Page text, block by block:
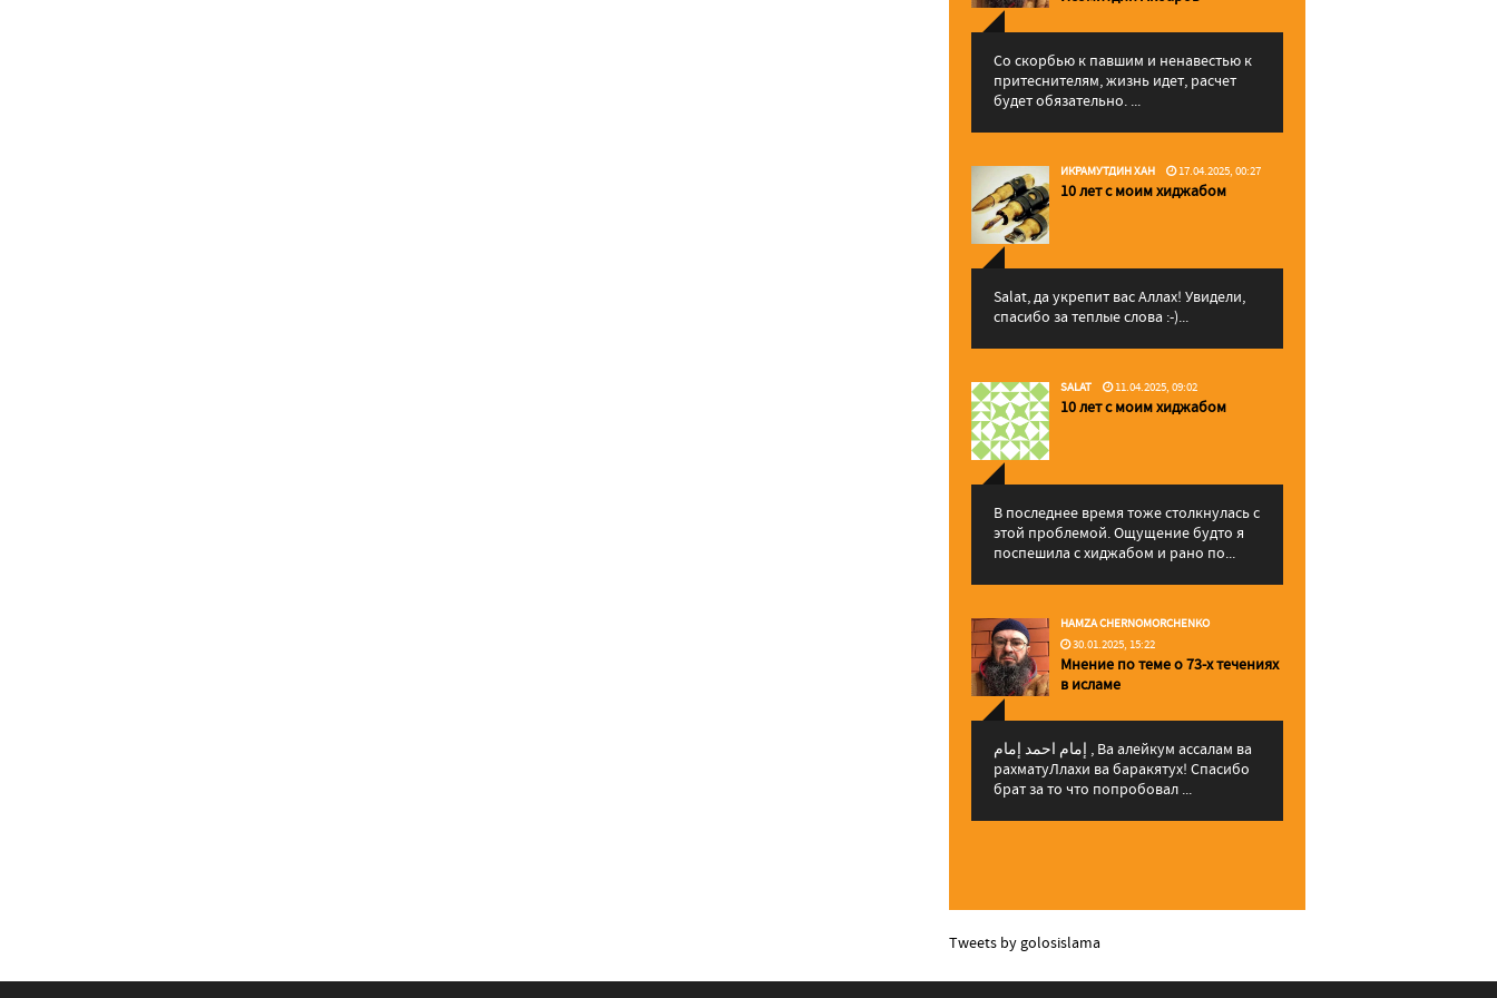
Со скорбью к павшим и ненавестью к
притеснителям, жизнь идет, расчет
будет обязательно. ...
ИКРАМУТДИН ХАН 17.04.2025, 00:27
10 лет с моим хиджабом
Salat, да укрепит вас Аллаx! Увидели,
спасибо за теплые слова :-)...
SALAT 11.04.2025, 09:02
10 лет с моим хиджабом
В последнее время тоже столкнулась с
этой проблемой. Ощущение будто я
поспешила с хиджабом и рано по...
HAMZA CHERNOMORCHENKO
30.01.2025, 15:22
Мнение по теме о 73-х течениях
в исламе
إمام احمد إمام , Ва алейкум ассалам ва
рахматуЛлахи ва баракятух! Спасибо
брат за то что попробовал ...
Tweets by golosislama